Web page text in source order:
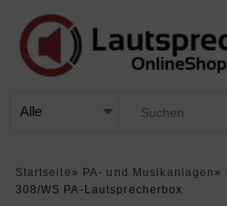
Startseite » PA- und Musikanlagen »
308/WS PA-Lautsprecherbox